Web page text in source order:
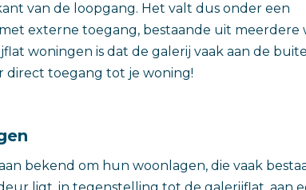
van de loopgang. Het valt dus onder een
externe toegang, bestaande uit meerdere
woningen is dat de galerij vaak aan de
direct toegang tot je woning!
bekend om hun woonlagen, die vaak